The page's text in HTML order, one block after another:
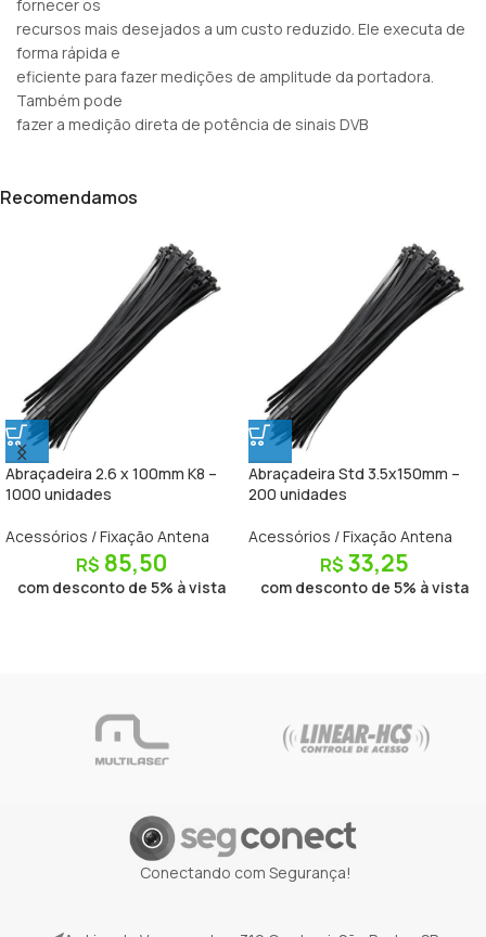
fornecer os
recursos mais desejados a um custo reduzido. Ele executa de
forma rápida e
eficiente para fazer medições de amplitude da portadora.
Também pode
fazer a medição direta de potência de sinais DVB
Recomendamos
Abraçadeira 2.6 x 100mm K8 –
1000 unidades
Acessórios / Fixação Antena
R$ 85,50
com desconto de 5% à vista
Abraçadeira Std 3.5x150mm –
200 unidades
Acessórios / Fixação Antena
R$ 33,25
com desconto de 5% à vista
Conectando com Segurança!